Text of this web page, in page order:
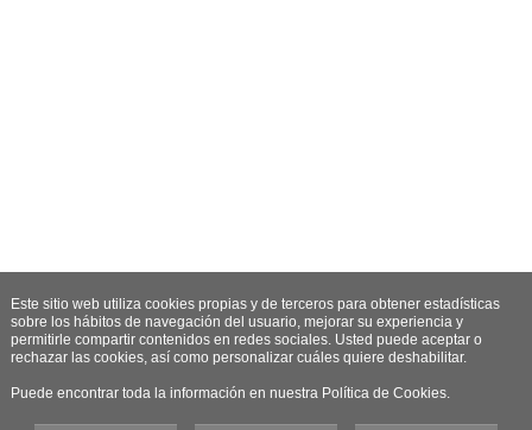
Este sitio web utiliza cookies propias y de terceros para obtener estadísticas
sobre los hábitos de navegación del usuario, mejorar su experiencia y
permitirle compartir contenidos en redes sociales. Usted puede aceptar o
rechazar las cookies, así como personalizar cuáles quiere deshabilitar.
Puede encontrar toda la información en nuestra Política de Cookies.